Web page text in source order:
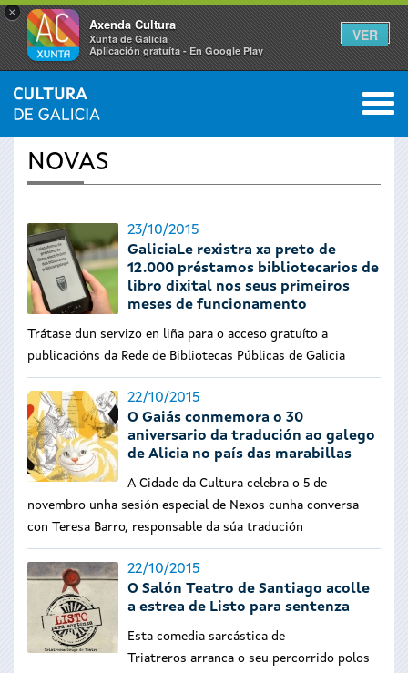
×
Axenda Cultura
Xunta de Galicia
Aplicación gratuíta - En Google Play
VER
Vostede
está
aquí
INICIO › ACTUALIDADE 0
NOVAS
23/10/2015
GaliciaLe rexistra xa preto de
12.000 préstamos bibliotecarios de
libro dixital nos seus primeiros
meses de funcionamento
Trátase dun servizo en liña para o acceso gratuíto a
publicacións da Rede de Bibliotecas Públicas de Galicia
22/10/2015
O Gaiás conmemora o 30
aniversario da tradución ao galego
de Alicia no país das marabillas
A Cidade da Cultura celebra o 5 de
novembro unha sesión especial de Nexos cunha conversa
con Teresa Barro, responsable da súa tradución
22/10/2015
O Salón Teatro de Santiago acolle
a estrea de Listo para sentenza
Esta comedia sarcástica de
Triatreros arranca o seu percorrido polos